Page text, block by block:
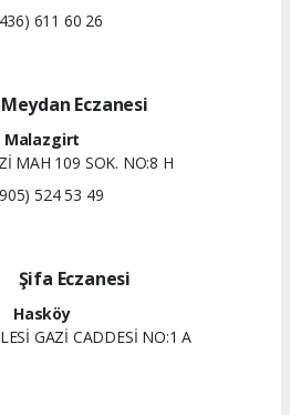
611 60 26
Meydan Eczanesi
Malazgirt
MAH 109 SOK. NO:8 H
524 53 49
Şifa Eczanesi
Hasköy
GAZİ CADDESİ NO:1 A